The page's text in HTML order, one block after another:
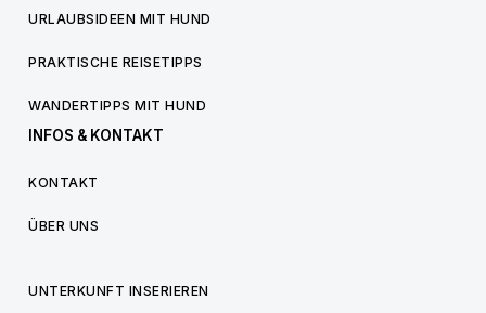
URLAUBSIDEEN MIT HUND
PRAKTISCHE REISETIPPS
WANDERTIPPS MIT HUND
INFOS & KONTAKT
KONTAKT
ÜBER UNS
UNTERKUNFT INSERIEREN